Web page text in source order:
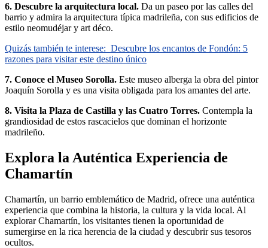
6. Descubre la arquitectura local. Da un paseo por las calles del
barrio y admira la arquitectura típica madrileña, con sus edificios de
estilo neomudéjar y art déco.
Quizás también te interese: Descubre los encantos de Fondón: 5
razones para visitar este destino único
7. Conoce el Museo Sorolla. Este museo alberga la obra del pintor
Joaquín Sorolla y es una visita obligada para los amantes del arte.
8. Visita la Plaza de Castilla y las Cuatro Torres. Contempla la
grandiosidad de estos rascacielos que dominan el horizonte
madrileño.
Explora la Auténtica Experiencia de
Chamartín
Chamartín, un barrio emblemático de Madrid, ofrece una auténtica
experiencia que combina la historia, la cultura y la vida local. Al
explorar Chamartín, los visitantes tienen la oportunidad de
sumergirse en la rica herencia de la ciudad y descubrir sus tesoros
ocultos.